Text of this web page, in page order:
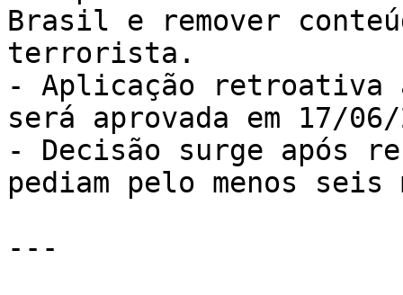
Brasil e remover
terrorista.
- Aplicação retroativa
será aprovada em 17/
- Decisão surge após
pediam pelo menos
---